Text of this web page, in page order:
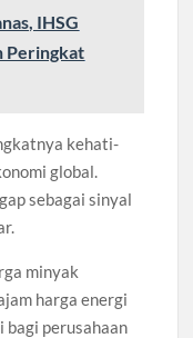
IHSG
Peringkat
kehati-
global.
sebagai sinyal
minyak
harga energi
bagi perusahaan